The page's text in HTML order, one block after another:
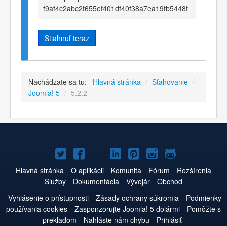
f9af4c2abc2f655ef401df40f38a7ea19fb5448f
Stiahnuť teraz
Nachádzate sa tu: Hlavná stránka / Sťahovanie /
Joomla! 5 / 5.2.2
Joomla!
na
Twitteri
Joomla!
na
Facebooku
Joomla!
na
YouTube
Joomla!
na
LinkedIn
Joomla!
na
Pinterest
Joomla!
na
Instagrame
Joomla!
na
GitHub
Hlavná stránka O aplikácii Komunita Fórum
Rozšírenia
Služby
Dokumentácia Vývojár
Obchod
Vyhlásenie o prístupnosti
Zásady ochrany súkromia
Podmienky
používania cookies
Zasponzorujte Joomla! 5 dolármi
Pomôžte s
prekladom
Nahláste nám chybu Prihlásiť